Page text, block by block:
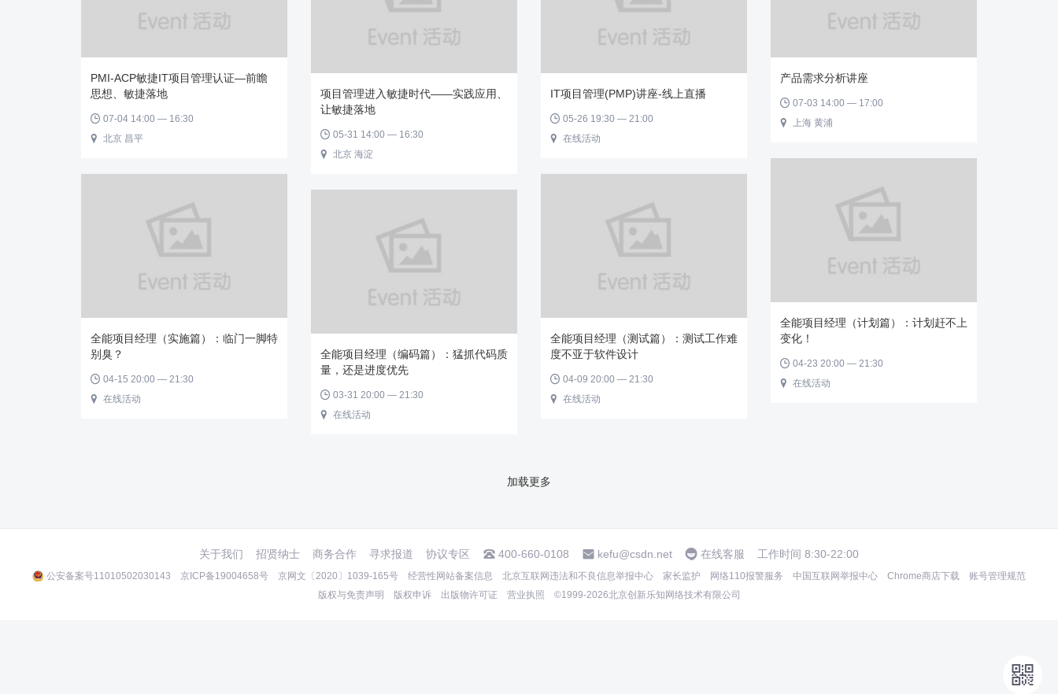
PMI-ACP敏捷IT项目管理认证—前瞻
思想、敏捷落地
 07-04 14:00 — 16:30
 北京 昌平
产品需求分析讲座
 07-03 14:00 — 17:00
 上海 黄浦
项目管理进入敏捷时代——实践应用、
让敏捷落地
 05-31 14:00 — 16:30
 北京 海淀
IT项目管理(PMP)讲座-线上直播
 05-26 19:30 — 21:00
 在线活动
全能项目经理（计划篇）：计划赶不上
变化！
 04-23 20:00 — 21:30
 在线活动
全能项目经理（实施篇）：临门一脚特
别臭？
 04-15 20:00 — 21:30
 在线活动
全能项目经理（测试篇）：测试工作难
度不亚于软件设计
 04-09 20:00 — 21:30
 在线活动
全能项目经理（编码篇）：猛抓代码质
量，还是进度优先
 03-31 20:00 — 21:30
 在线活动
加载更多

关于我们 招贤纳士 商务合作 寻求报道 协议专区 400-660-0108 kefu@csdn.net 在线客服 工作时间 8:30-22:00
公安备案号11010502030143 京ICP备19004658号 京网文〔2020〕1039-165号 经营性网站备案信息 北京互联网违法和不良信息举报中心 家长监护 网络110报警服务 中国互联网举报中心 Chrome商店下载
账号管理规范
版权与免责声明
版权申诉 出版物许可证 营业执照 ©1999-2026北京创新乐知网络技术有限公司